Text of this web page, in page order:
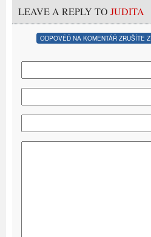
LEAVE A REPLY TO JUDITA
ODPOVĚĎ NA KOMENTÁŘ ZRUŠÍTE